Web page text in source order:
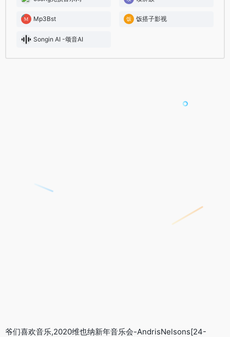
Mp3Bst 饭搭子影视
Songin AI -颂音AI
爷们喜欢音乐,2020维也纳新年音乐会-AndrisNelsons[24-